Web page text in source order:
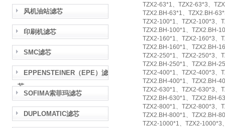
风机油站滤芯
印刷机滤芯
SMC滤芯
EPPENSTEINER（EPE）滤
芯
SOFIMA索菲玛滤芯
DUPLOMATIC滤芯
TZX2-63*1、TZX2-63*3、
TZX2.BH-63*1、TZX2.BH-
TZX2-100*1、TZX2-100*3、
TZX2.BH-100*1、TZX2.BH-
TZX2-160*1、TZX2-160*3、
TZX2.BH-160*1、TZX2.BH-
TZX2-250*1、TZX2-250*3、
TZX2.BH-250*1、TZX2.BH-
TZX2-400*1、TZX2-400*3、
TZX2.BH-400*1、TZX2.BH-
TZX2-630*1、TZX2-630*3、
TZX2.BH-630*1、TZX2.BH-
TZX2-800*1、TZX2-800*3、
TZX2.BH-800*1、TZX2.BH-
TZX2-1000*1、TZX2-1000*3